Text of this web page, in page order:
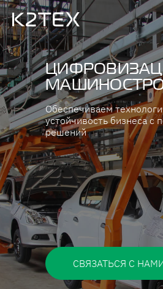
Обеспечиваем
устойчивость бизнеса
решений
СВЯЗАТЬСЯ С